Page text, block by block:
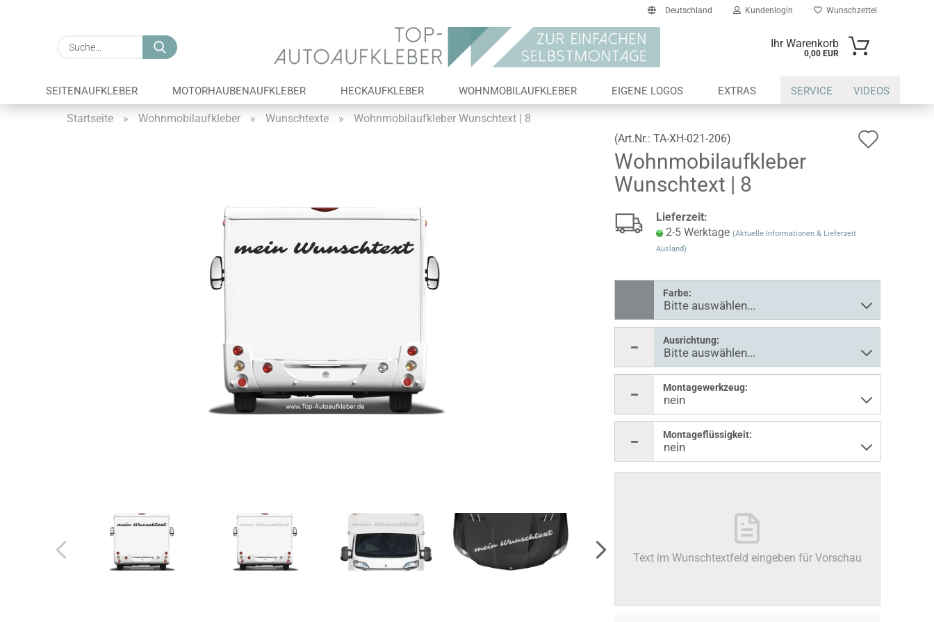
Deutschland
Lieferland
Kundenlogin
Konto erstellen
Passwort vergessen?
Wunschzettel
Suche... Ihr Warenkorb
0,00 EUR
SEITENAUFKLEBER MOTORHAUBENAUFKLEBER HECKAUFKLEBER WOHNMOBILAUFKLEBER EIGENE LOGOS EXTRAS SERVICE VIDEOS
Startseite » Wohnmobilaufkleber » Wunschtexte »
Wohnmobilaufkleber Wunschtext | 8
(Art.Nr.: TA-XH-021-206)
Wohnmobilaufkleber
Wunschtext | 8
Lieferzeit:
2-5 Werktage (Aktuelle Informationen & Lieferzeit
Ausland)
Farbe:
Ausrichtung:
Montagewerkzeug:
Montageflüssigkeit:
Text im Wunschtextfeld eingeben für Vorschau